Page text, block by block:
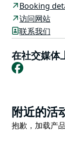
对于前往一些
35 分钟即可到
港。
汽车旅馆位于
丽的海滩、商
厨房和水疗中
要的人提供方
Booking
访问网站
联系我们
在社交媒体
Facebook
Product
List
附近的活
Product
抱歉，加载产